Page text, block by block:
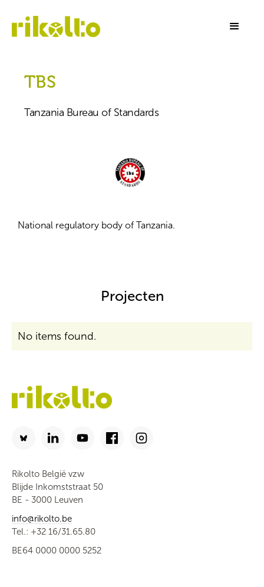
TBS
Tanzania Bureau of Standards
National regulatory body of Tanzania.
Projecten
No items found.
Rikolto België vzw
Blijde Inkomststraat 50
BE - 3000 Leuven
info@rikolto.be
Tel.: +32 16/31.65.80
BE64 0000 0000 5252